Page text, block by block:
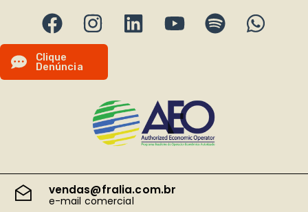
Clique
Denúncia
vendas@fralia.com.br
e-mail comercial